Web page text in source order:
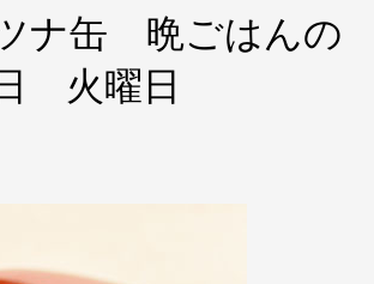
ナ缶 晩ごはんの
火曜日